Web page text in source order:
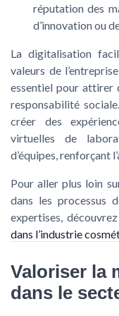
réputation des
d’innovation ou
La digitalisation
valeurs de
essentiel pour attirer
responsabilité
créer des
virtuelles de
d’équipes, renforçant
Pour aller plus loin
dans les processus
expertises, découvrez
dans l’industrie
Valoriser la
dans le